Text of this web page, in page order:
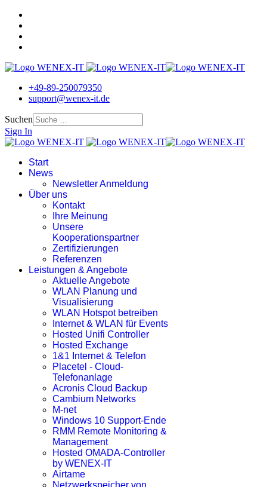
+49-89-250079350
support@wenex-it.de
Suchen
Sign In
Start
News
Newsletter Anmeldung
Über uns
Kontakt
Ihre Meinung
Unsere
Kooperationspartner
Zertifizierungen
Referenzen
Leistungen & Angebote
Aktuelle Angebote
WLAN Planung und
Visualisierung
WLAN Hotspot betreiben
Internet & WLAN für Events
Hosted Unifi Controller
Hosted Exchange
1&1 Internet & Telefon
Placetel - Cloud-
Telefonanlage
Acronis Cloud Backup
Cambium Networks
M-net
Windows 10 Support-Ende
RMM Remote Monitoring &
Management
Hosted OMADA-Controller
by WENEX-IT
Airtame
Netzwerkspeicher von